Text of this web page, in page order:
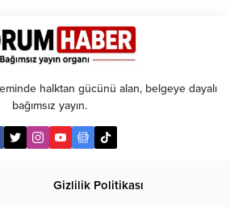
halktan gücünü alan, belgeye dayalı
bağımsız yayın.
Gizlilik Politikası